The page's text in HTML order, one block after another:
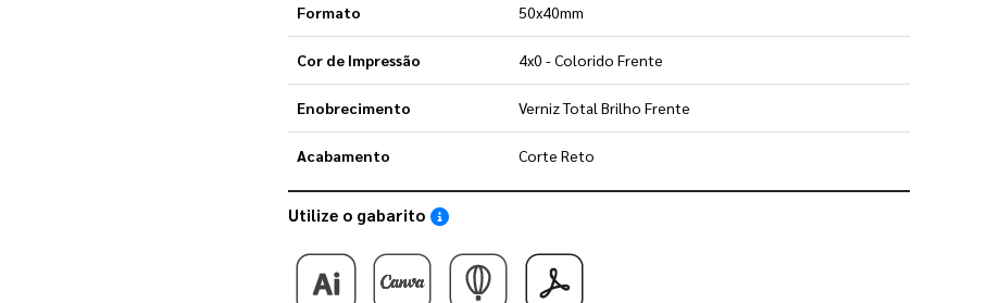
Formato 50x40mm
Cor de Impressão 4x0 - Colorido Frente
Enobrecimento Verniz Total Brilho Frente
Acabamento Corte Reto
Utilize o gabarito Saiba como utilizar os nossos gabaritos